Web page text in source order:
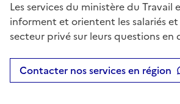
Les services du ministère du Travail
informent et orientent les salariés
secteur privé sur leurs questions
Contacter nos services en région